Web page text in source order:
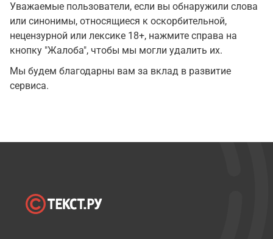
Уважаемые пользователи, если вы обнаружили слова
или синонимы, относящиеся к оскорбительной,
нецензурной или лексике 18+, нажмите справа на
кнопку "Жалоба", чтобы мы могли удалить их.
Мы будем благодарны вам за вклад в развитие
сервиса.